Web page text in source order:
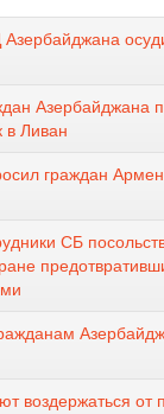
Азербайджана
в Ливан
граждан
СБ
воздержаться от